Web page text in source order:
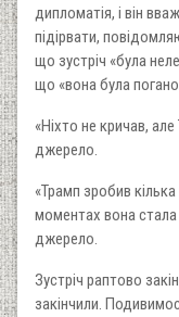
дипломатія, і він
підірвати,
що зустріч «була
що «вона була
«Ніхто не кричав,
джерело.
«Трамп зробив кілька
моментах вона
джерело.
Зустріч раптово
закінчили.